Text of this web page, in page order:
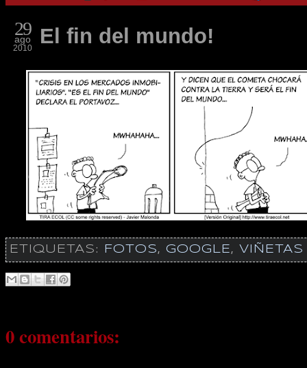
29
ago
2010 El fin del mundo!
ETIQUETAS: FOTOS, GOOGLE,
0 comentarios: